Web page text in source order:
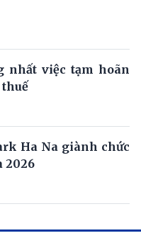
nhất việc tạm hoãn
Ha Na giành chức
2026